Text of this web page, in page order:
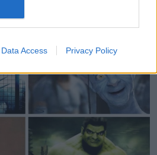
Data Access Privacy Policy